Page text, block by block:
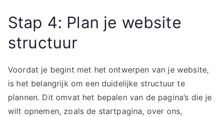
Stap 4: Plan je website
structuur
Voordat je begint met het ontwerpen van je website,
is het belangrijk om een duidelijke structuur te
plannen. Dit omvat het bepalen van de pagina’s die je
wilt opnemen, zoals de startpagina, over ons,